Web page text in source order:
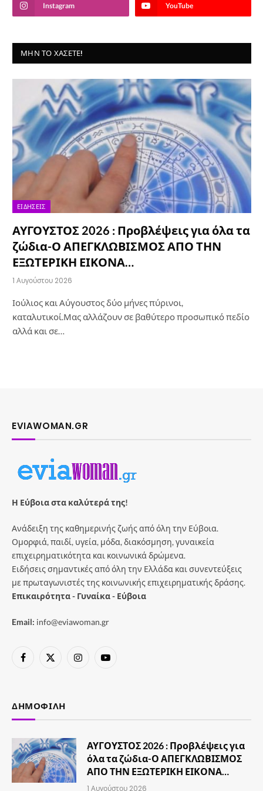
Instagram YouTube
ΜΗΝ ΤΟ ΧΆΣΕΤΕ!
ΕΙΔΉΣΕΙΣ
ΑΥΓΟΥΣΤΟΣ 2026 : Προβλέψεις για όλα τα
ζώδια-Ο ΑΠΕΓΚΛΩΒΙΣΜΟΣ ΑΠΟ ΤΗΝ
ΕΞΩΤΕΡΙΚΗ ΕΙΚΟΝΑ…
1 Αυγούστου 2026
Ιούλιος και Αύγουστος δύο μήνες πύρινοι,
καταλυτικοί.Μας αλλάζουν σε βαθύτερο προσωπικό πεδίο
αλλά και σε…
EVIAWOMAN.GR
Η Εύβοια στα καλύτερά της!
Ανάδειξη της καθημερινής ζωής από όλη την Εύβοια.
Ομορφιά, παιδί, υγεία, μόδα, διακόσμηση, γυναικεία
επιχειρηματικότητα και κοινωνικά δρώμενα.
Ειδήσεις σημαντικές από όλη την Ελλάδα και συνεντεύξεις
με πρωταγωνιστές της κοινωνικής επιχειρηματικής δράσης.
Επικαιρότητα - Γυναίκα - Εύβοια
Email: info@eviawoman.gr
Facebook
X
InstagramYouTube
ΔΗΜΟΦΙΛΉ
ΑΥΓΟΥΣΤΟΣ 2026 : Προβλέψεις για
όλα τα ζώδια-Ο ΑΠΕΓΚΛΩΒΙΣΜΟΣ
ΑΠΟ ΤΗΝ ΕΞΩΤΕΡΙΚΗ ΕΙΚΟΝΑ…
1 Αυγούστου 2026